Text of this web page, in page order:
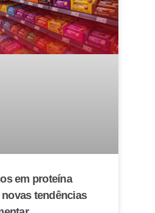
em proteína
tendências